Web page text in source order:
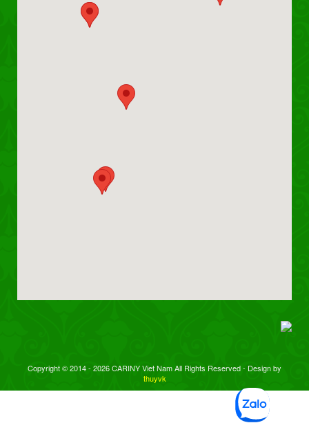
Copyright © 2014 - 2026 CARINY Viet Nam All Rights Reserved - Design by
thuyvk